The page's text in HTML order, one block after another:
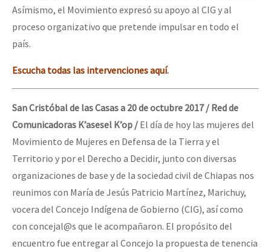
Asímismo, el Movimiento expresó su apoyo al CIG y al
proceso organizativo que pretende impulsar en todo el
país.
Escucha todas las intervenciones aquí.
San Cristóbal de las Casas a 20 de octubre 2017 / Red de
Comunicadoras K’asesel K’op / El día de hoy las mujeres del
Movimiento de Mujeres en Defensa de la Tierra y el
Territorio y por el Derecho a Decidir, junto con diversas
organizaciones de base y de la sociedad civil de Chiapas nos
reunimos con María de Jesús Patricio Martínez, Marichuy,
vocera del Concejo Indígena de Gobierno (CIG), así como
con concejal@s que le acompañaron. El propósito del
encuentro fue entregar al Concejo la propuesta de tenencia